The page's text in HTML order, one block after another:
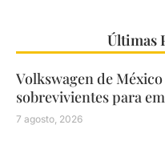
Últimas
Volkswagen de
sobrevivientes para
7 agosto, 2026